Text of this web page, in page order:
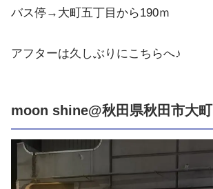
バス停→大町五丁目から190ｍ
アフターは久しぶりにこちらへ♪
moon shine@秋田県秋田市大町